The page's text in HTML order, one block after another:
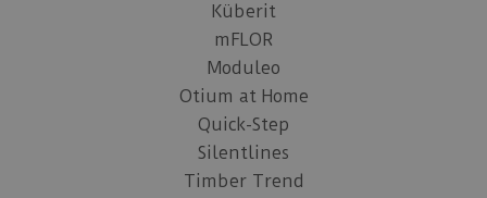
Küberit
mFLOR
Moduleo
Otium at Home
Quick-Step
Silentlines
Timber Trend